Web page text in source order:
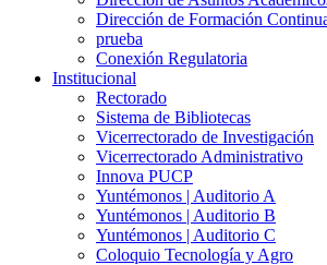
Dirección de Formación
prueba
Conexión Regulatoria
Institucional
Rectorado
Sistema de Bibliotecas
Vicerrectorado de Investigación
Vicerrectorado Administrativo
Innova PUCP
Yuntémonos | Auditorio A
Yuntémonos | Auditorio B
Yuntémonos | Auditorio C
Coloquio Tecnología y Agro